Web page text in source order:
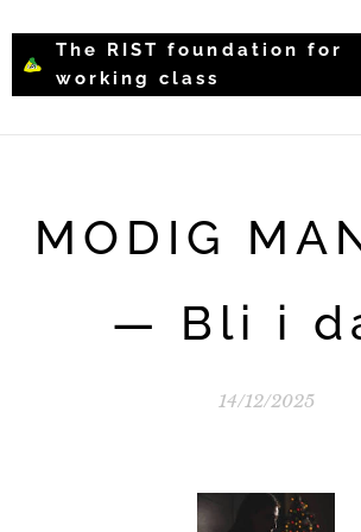
The RIST foundation for
working class
MODIG
— Bli i
14/12/2025